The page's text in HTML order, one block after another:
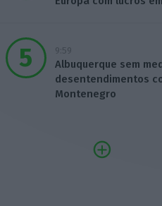
9:59
Albuquerque sem
desentendimentos
Montenegro